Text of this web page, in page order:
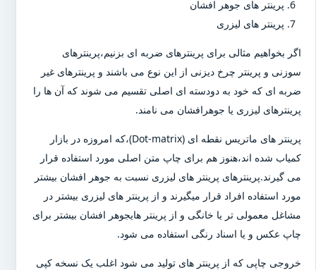
پرینتر های جوهر افشان
پرینتر های لیزری
اگر بخواهیم مثالی برای پرینترهای ضربه ای بزنیم،پرینترهای
سوزنی و پرینتر چرخ دیزنی از این نوع می باشند و پرینترهای غیر
ضربه ای که خود به دودسته ای اصلی تقسیم می شوند که آن ها را
پرینترهای لیزری یا جوهرافشان می نامند.
پرینتر های ماتریس نقطه ای (Dot-matrix)،که امروزه در بازار
کمیاب شده اند،هنوز هم برای چاپ متن اصلی مورد استفاده قرار
می گیرند.پرینترهای پرینتر های لیزری نسبت به جوهر افشان بیشتر
مورد استفاده افراد قرار میگیرند و از پرینتر های لیزری بیشتر در
مشاغل معمولی تر یا خانگی و از پرینتر هایجوهر افشان بیشتر برای
چاپ عکس و یا اسناد رنگی استفاده می شود.
خروجی چاپی که از پرینتر های تولید می شود اغلب یک نسخه کپی